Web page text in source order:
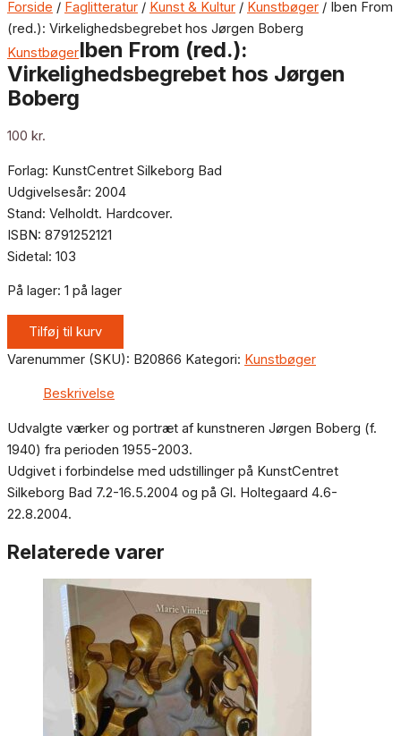
Forside / Faglitteratur / Kunst & Kultur / Kunstbøger / Iben From
(red.): Virkelighedsbegrebet hos Jørgen Boberg
KunstbøgerIben From (red.):
Virkelighedsbegrebet hos Jørgen
Boberg
100 kr.
Forlag: KunstCentret Silkeborg Bad
Udgivelsesår: 2004
Stand: Velholdt. Hardcover.
ISBN: 8791252121
Sidetal: 103
På lager: 1 på lager
Tilføj til kurv
Varenummer (SKU): B20866 Kategori: Kunstbøger
Beskrivelse
Udvalgte værker og portræt af kunstneren Jørgen Boberg (f.
1940) fra perioden 1955-2003.
Udgivet i forbindelse med udstillinger på KunstCentret
Silkeborg Bad 7.2-16.5.2004 og på Gl. Holtegaard 4.6-
22.8.2004.
Relaterede varer